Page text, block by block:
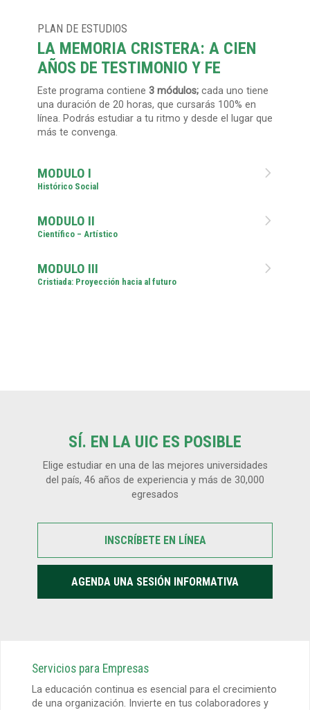
PLAN DE ESTUDIOS
LA MEMORIA CRISTERA: A CIEN
AÑOS DE TESTIMONIO Y FE
Este programa contiene 3 módulos;cada uno tiene
una duración de 20 horas, que cursarás 100% en
línea. Podrás estudiar a tu ritmo y desde el lugar que
más te convenga.
MODULO I

Histórico Social
MODULO II

Científico – Artístico
MODULO III

Cristiada: Proyección hacia al futuro
SÍ. EN LA UIC ES POSIBLE
Elige estudiar en una de las mejores universidades
del país, 46 años de experiencia y más de 30,000
egresados
INSCRÍBETE EN LÍNEA
AGENDA UNA SESIÓN INFORMATIVA
Servicios para Empresas
La educación continua es esencial para el crecimiento
de una organización. Invierte en tus colaboradores y